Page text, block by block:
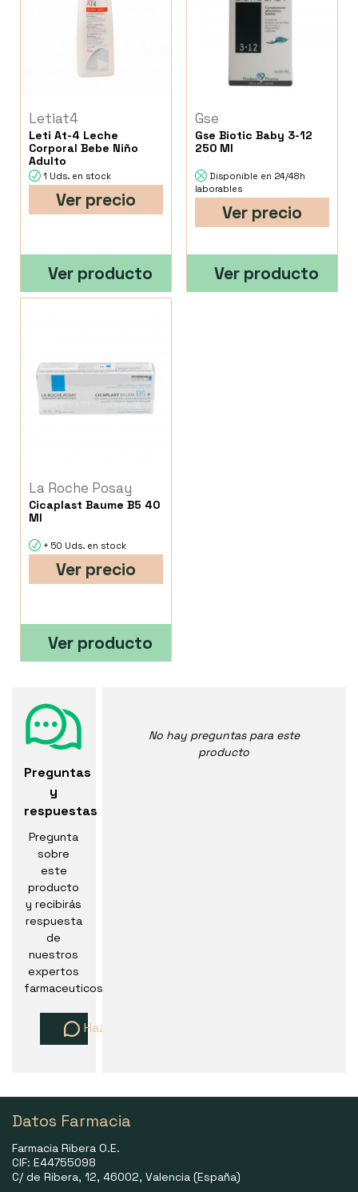
Letiat4
Leti At-4 Leche
Corporal Bebe Niño
Adulto
1 Uds. en stock
Ver precio
Ver producto
Gse
Gse Biotic Baby 3-12
250 Ml
Disponible en 24/48h
laborables
Ver precio
Ver producto
La Roche Posay
Cicaplast Baume B5 40
Ml
+ 50 Uds. en stock
Ver precio
Ver producto
Preguntas
y
respuestas
Pregunta
sobre
este
producto
y recibirás
respuesta
de
nuestros
expertos
farmaceuticos
Haz una pregunta
No hay preguntas para este
producto
Datos Farmacia
Farmacia Ribera O.E.
CIF: E44755098
C/ de Ribera, 12, 46002, Valencia (España)